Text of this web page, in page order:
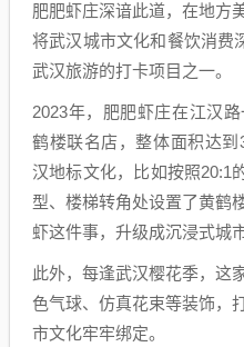
肥肥虾庄深谙此道，在地方
将武汉城市文化和餐饮消费
武汉旅游的打卡项目之一。
2023年，肥肥虾庄在江汉
鹤楼联名店，整体面积达
汉地标文化，比如按照20:1
型、楼梯转角处设置了黄鹤
虾这件事，升级成沉浸式城
此外，每逢武汉樱花季，这
色气球、仿真花束等装饰，
市文化牢牢绑定。